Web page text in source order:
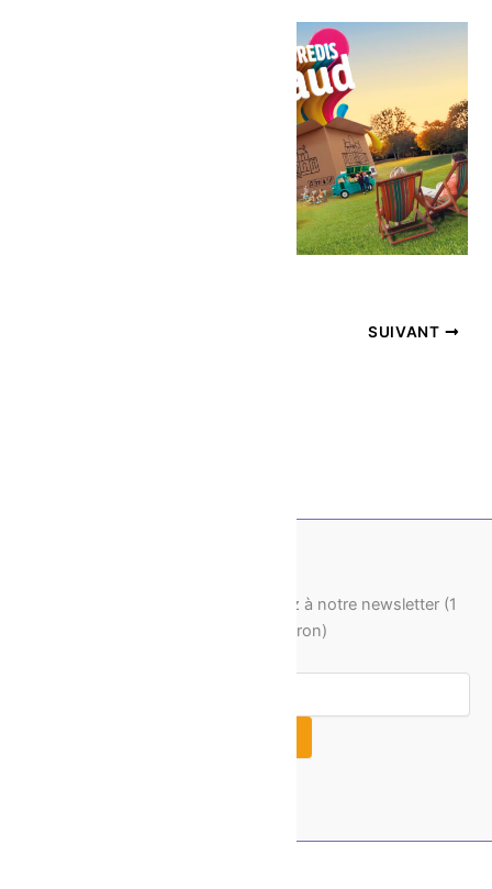
SUIVANT
Pour recevoir nos actus, souscrivez à notre newsletter (1
fois par mois environ)